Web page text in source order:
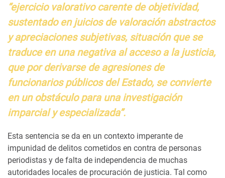
“ejercicio valorativo carente de objetividad,
sustentado en juicios de valoración abstractos
y apreciaciones subjetivas, situación que se
traduce en una negativa al acceso a la justicia,
que por derivarse de agresiones de
funcionarios públicos del Estado, se convierte
en un obstáculo para una investigación
imparcial y especializada”.
Esta sentencia se da en un contexto imperante de
impunidad de delitos cometidos en contra de personas
periodistas y de falta de independencia de muchas
autoridades locales de procuración de justicia. Tal como